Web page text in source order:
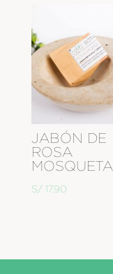
JABÓN DE
ROSA
MOSQUETA
S/ 17.90